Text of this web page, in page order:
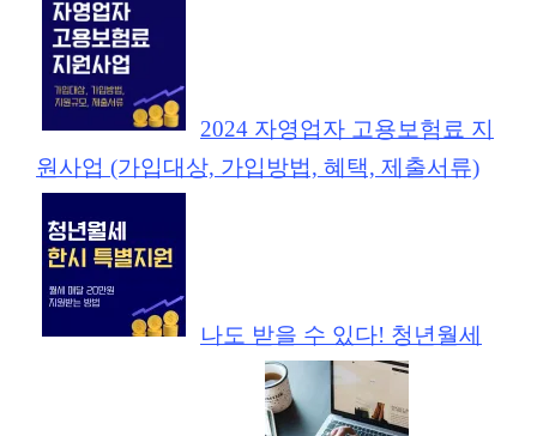
2024 자영업자 고용보험료 지
원사업 (가입대상, 가입방법, 혜택, 제출서류)
나도 받을 수 있다! 청년월세